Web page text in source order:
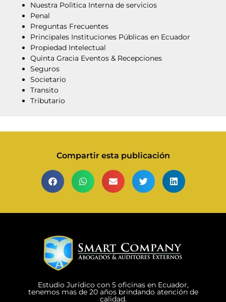
Nuestra Polìtica Interna de servicios
Penal
Preguntas Frecuentes
Principales Instituciones Públicas en Ecuador
Propiedad Intelectual
Quinta Gracia Eventos & Recepciones
Seguros
Societario
Transito
Tributario
Compartir esta publicación
Estudio Jurídico con 5 oficinas en Ecuador,
tenemos mas de 20 años brindando atención de
calidad.